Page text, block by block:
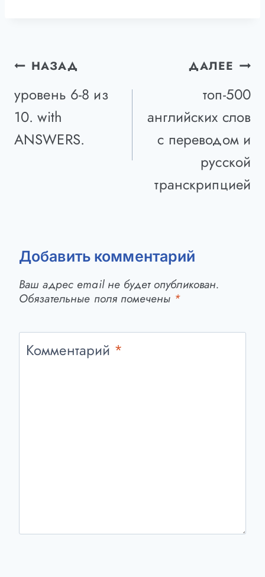
Навигация
по
записям
НАЗАД
уровень 6-8 из
10. with
ANSWERS.
ДАЛЕЕ
топ-500
английских слов
с переводом и
русской
транскрипцией
Добавить комментарий
Ваш адрес email не будет опубликован.
Обязательные поля помечены *
Комментарий *